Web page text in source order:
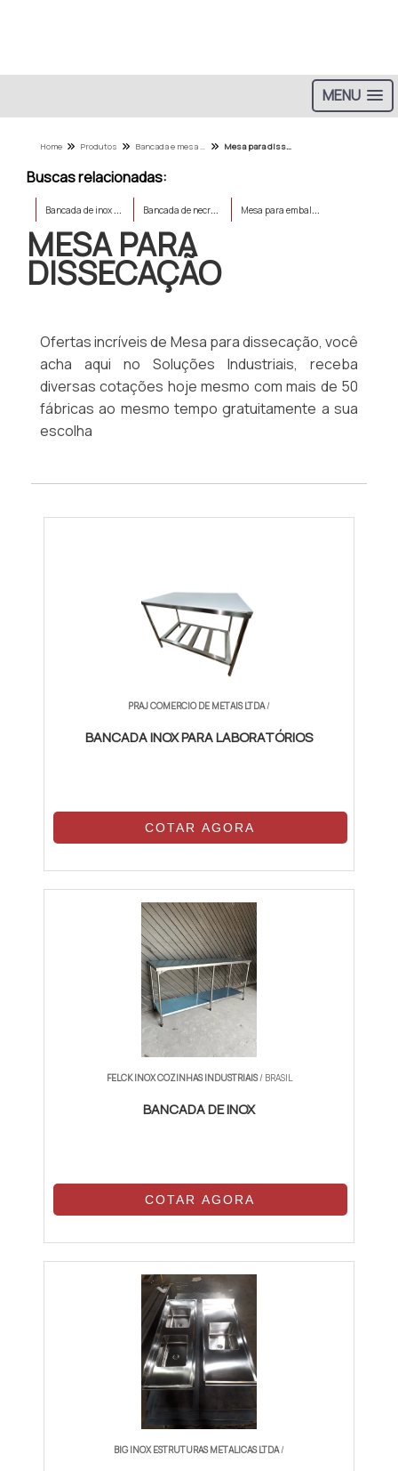
MENU
Home Produtos Bancada e mesa de aco inox - Categoria Mesa para dissecação
Buscas relacionadas:
B
ancada de inox com cuba B
ancada de necropsia M
esa para embalsamentos
MESA PARA
DISSECAÇÃO
Ofertas incríveis de Mesa para dissecação, você
acha aqui no Soluções Industriais, receba
diversas cotações hoje mesmo com mais de 50
fábricas ao mesmo tempo gratuitamente a sua
escolha
PRAJ COMERCIO DE METAIS LTDA/
BANCADA INOX PARA LABORATÓRIOS
COTAR AGORA
FELCK INOX COZINHAS INDUSTRIAIS/ BRASIL
BANCADA DE INOX
COTAR AGORA
BIG INOX ESTRUTURAS METALICAS LTDA/